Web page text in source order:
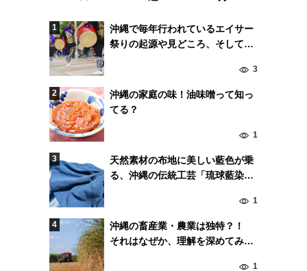
沖縄で毎年行われているエイサー
祭りの起源や見どころ、そして開
3
沖縄の家庭の味！油味噌って知っ
てる？
1
天然素材の布地に美しい藍色が乗
る、沖縄の伝統工芸「琉球藍染
1
沖縄の畜産業・農業は独特？！
それはなぜか、理解を深めてみよ
1